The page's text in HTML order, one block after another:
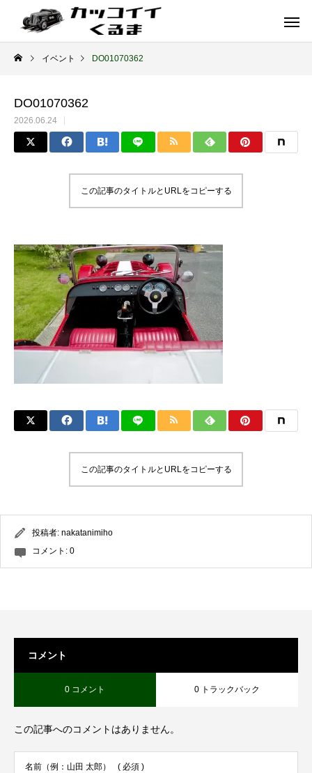
イギリス車
ENGLAND
ドイツ車
GERMANY
イベント DO01070362
DO01070362
2026.06.24
この記事のタイトルとURLをコピーする
この記事のタイトルとURLをコピーする
投稿者: nakatanimiho
コメント: 0
コメント
0 コメント 0 トラックバック
この記事へのコメントはありません。
名前（例：山田 太郎） ( 必須 )